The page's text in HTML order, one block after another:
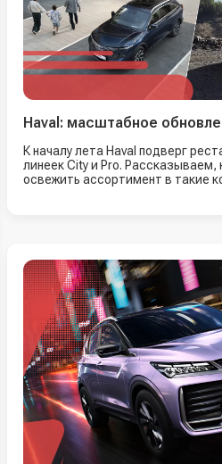
Haval: масштабное
К началу лета Haval подверг
линеек City и Pro. Рассказываем,
освежить ассортимент в такие